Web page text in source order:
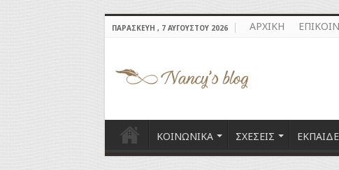
ΠΑΡΑΣΚΕΥΉ , 7 ΑΥΓΟΎΣΤΟΥ 2026 ΑΡΧΙΚΗ
ΚΟΙΝΩΝΙΚΑ ΣΧΕΣΕΙΣ